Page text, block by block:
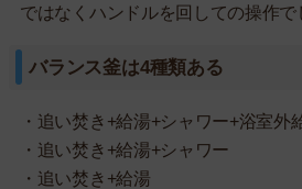
ではなくハンドルを回しての操作で
バランス釜は4種類ある
・追い焚き+給湯+シャワー+浴室外
・追い焚き+給湯+シャワー
・追い焚き+給湯